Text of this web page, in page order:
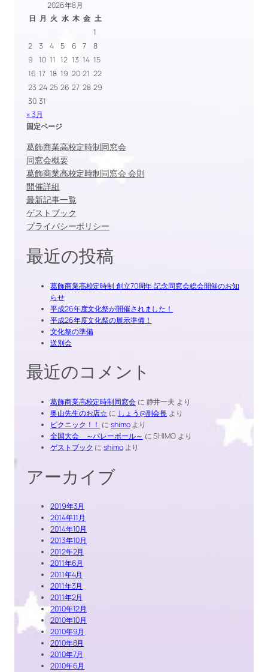
2026年8月
日 月 火 水 木 金 土
1
2
3 4 5 6 7
8
9
10 11 12 13 14 15
16 17 18 19 20 21 22
23 24 25 26 27 28 29
30 31
« 3月
固定ページ
葛飾商業高校定時制同窓会
同窓会概要
葛飾商業高校定時制同窓会 会則
開催詳細
最新記事一覧
ゲストブック
プライバシーポリシー
最近の投稿
葛飾商業高校定時制 創立70周年 記念同窓会総会開催のお知
らせ
平成26年度文化祭が開催されました！
平成26年度文化祭の展示準備！
文化祭の準備
送別会
最近のコメント
葛飾商業高校定時制同窓会に 静井一夫 より
奥山先生のお店☆ に しょう@副会長 より
ピクニック！！ にshimoより
全国大会 ～バレーボール～ にSHIMOより
ゲストブック にshimoより
アーカイブ
2019年3月
2014年11月
2014年10月
2013年10月
2012年2月
2011年6月
2011年4月
2011年3月
2011年2月
2010年12月
2010年10月
2010年9月
2010年8月
2010年7月
2010年6月